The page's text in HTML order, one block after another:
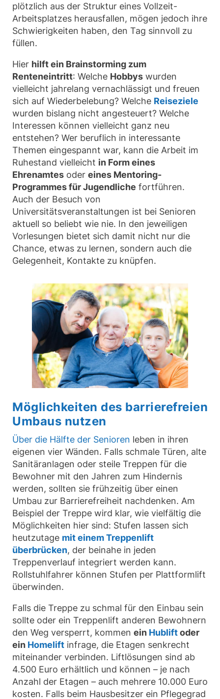
plötzlich aus der Struktur eines Vollzeit-
Arbeitsplatzes herausfallen, mögen jedoch ihre
Schwierigkeiten haben, den Tag sinnvoll zu
füllen.
Hier hilft ein Brainstorming zum
Renteneintritt: Welche Hobbys wurden
vielleicht jahrelang vernachlässigt und freuen
sich auf Wiederbelebung? Welche Reiseziele
wurden bislang nicht angesteuert? Welche
Interessen können vielleicht ganz neu
entstehen? Wer beruflich in interessante
Themen eingespannt war, kann die Arbeit im
Ruhestand vielleicht in Form eines
Ehrenamtes oder eines Mentoring-
Programmes für Jugendliche fortführen.
Auch der Besuch von
Universitätsveranstaltungen ist bei Senioren
aktuell so beliebt wie nie. In den jeweiligen
Vorlesungen bietet sich damit nicht nur die
Chance, etwas zu lernen, sondern auch die
Gelegenheit, Kontakte zu knüpfen.
Möglichkeiten des barrierefreien
Umbaus nutzen
Über die Hälfte der Senioren leben in ihren
eigenen vier Wänden. Falls schmale Türen, alte
Sanitäranlagen oder steile Treppen für die
Bewohner mit den Jahren zum Hindernis
werden, sollten sie frühzeitig über einen
Umbau zur Barrierefreiheit nachdenken. Am
Beispiel der Treppe wird klar, wie vielfältig die
Möglichkeiten hier sind: Stufen lassen sich
heutzutage mit einem Treppenlift
überbrücken, der beinahe in jeden
Treppenverlauf integriert werden kann.
Rollstuhlfahrer können Stufen per Plattformlift
überwinden.
Falls die Treppe zu schmal für den Einbau sein
sollte oder ein Treppenlift anderen Bewohnern
den Weg versperrt, kommen ein Hubliftoder
ein Homelift infrage, die Etagen senkrecht
miteinander verbinden. Liftlösungen sind ab
4.500 Euro erhältlich und können – je nach
Anzahl der Etagen – auch mehrere 10.000 Euro
kosten. Falls beim Hausbesitzer ein Pflegegrad